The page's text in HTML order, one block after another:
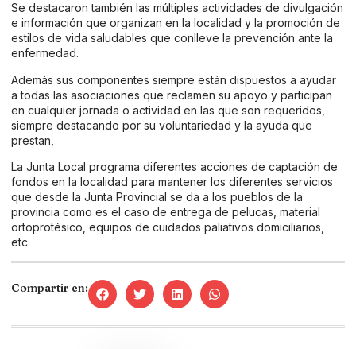
Se destacaron también las múltiples actividades de divulgación
e información que organizan en la localidad y la promoción de
estilos de vida saludables que conlleve la prevención ante la
enfermedad.
Además sus componentes siempre están dispuestos a ayudar
a todas las asociaciones que reclamen su apoyo y participan
en cualquier jornada o actividad en las que son requeridos,
siempre destacando por su voluntariedad y la ayuda que
prestan,
La Junta Local programa diferentes acciones de captación de
fondos en la localidad para mantener los diferentes servicios
que desde la Junta Provincial se da a los pueblos de la
provincia como es el caso de entrega de pelucas, material
ortoprotésico, equipos de cuidados paliativos domiciliarios,
etc.
Compartir en: